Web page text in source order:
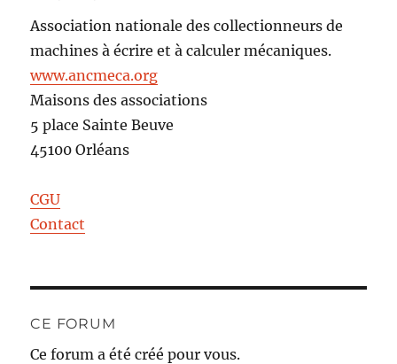
Association nationale des collectionneurs de
machines à écrire et à calculer mécaniques.
www.ancmeca.org
Maisons des associations
5 place Sainte Beuve
45100 Orléans
CGU
Contact
CE FORUM
Ce forum a été créé pour vous.